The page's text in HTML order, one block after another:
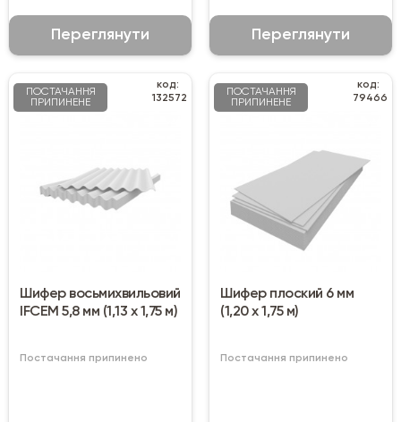
Переглянути Переглянути
ПОСТАЧАННЯ
ПРИПИНЕНЕ
код:
132572
Шифер восьмихвильовий
IFCEM 5,8 мм (1,13 х 1,75 м)
Постачання припинено
ПОСТАЧАННЯ
ПРИПИНЕНЕ
код:
79466
Шифер плоский 6 мм
(1,20 х 1,75 м)
Постачання припинено